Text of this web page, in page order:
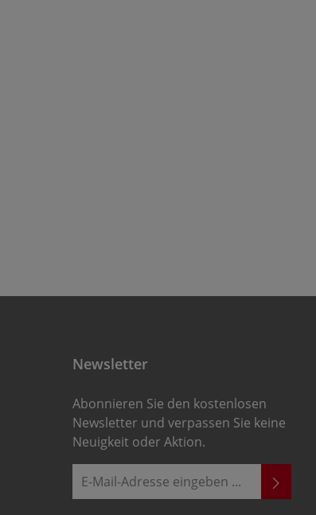
Newsletter
Abonnieren Sie den kostenlosen
Newsletter und verpassen Sie keine
Neuigkeit oder Aktion.
E-Mail-Adresse*